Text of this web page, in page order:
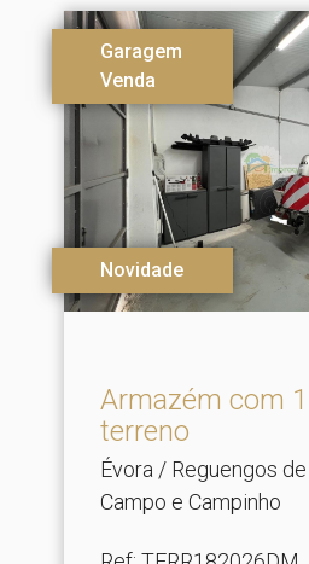
Garagem
Venda
Novidade
Armazém com
terreno
Évora / Reguengos
Campo e Campinho